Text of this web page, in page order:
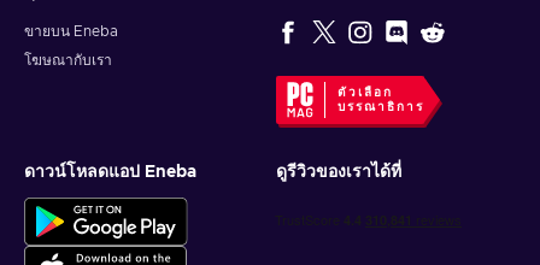
Finish the process by pressing Redeem.
How to redeem the iTunes code on an Android
Press the menu button and select the Account option;
Choose the Redeem Gift Card or Code option;
Enter the purchased iTunes gift card code;
ขายบน Eneba
โฆษณากับเรา
ตัวเลือก
บรรณาธิการ
ดาวน์โหลดแอป Eneba ดูรีวิวของเราได้ที่